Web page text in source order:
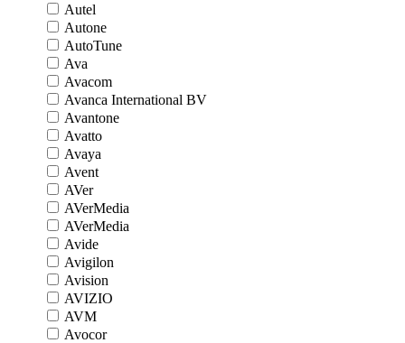
Autel
Autone
AutoTune
Ava
Avacom
Avanca International BV
Avantone
Avatto
Avaya
Avent
AVer
AVerMedia
AVerMedia
Avide
Avigilon
Avision
AVIZIO
AVM
Avocor